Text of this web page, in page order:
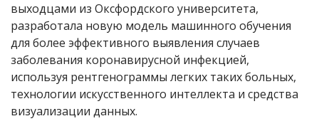
выходцами из Оксфордского университета,
разработала новую модель машинного обучения
для более эффективного выявления случаев
заболевания коронавирусной инфекцией,
используя рентгенограммы легких таких больных,
технологии искусственного интеллекта и средства
визуализации данных.